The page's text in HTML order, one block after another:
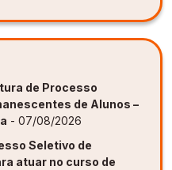
de Processo
de Alunos –
- 07/08/2026
Seletivo de
atuar no curso de